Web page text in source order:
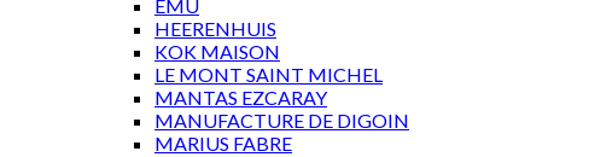
EMU
HEERENHUIS
KOK MAISON
LE MONT SAINT MICHEL
MANTAS EZCARAY
MANUFACTURE DE DIGOIN
MARIUS FABRE